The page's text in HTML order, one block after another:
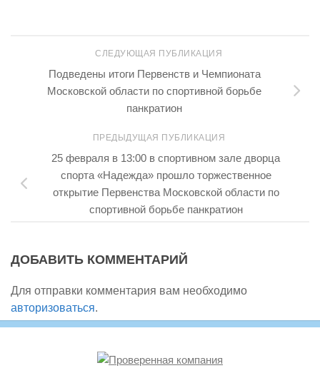
СЛЕДУЮЩАЯ ПУБЛИКАЦИЯ
Подведены итоги Первенств и Чемпионата
Московской области по спортивной борьбе
панкратион
ПРЕДЫДУЩАЯ ПУБЛИКАЦИЯ
25 февраля в 13:00 в спортивном зале дворца
спорта «Надежда» прошло торжественное
открытие Первенства Московской области по
спортивной борьбе панкратион
ДОБАВИТЬ КОММЕНТАРИЙ
Для отправки комментария вам необходимо
авторизоваться.